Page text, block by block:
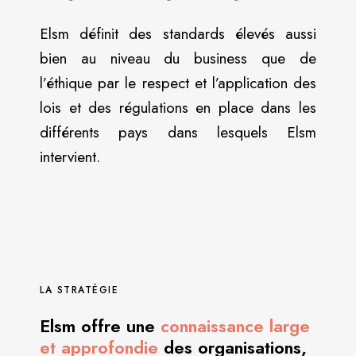
Elsm définit des standards élevés aussi
bien au niveau du business que de
l’éthique par le respect et l’application des
lois et des régulations en place dans les
différents pays dans lesquels Elsm
intervient.
LA STRATÉGIE
Elsm offre une connaissance large
et approfondie des organisations,